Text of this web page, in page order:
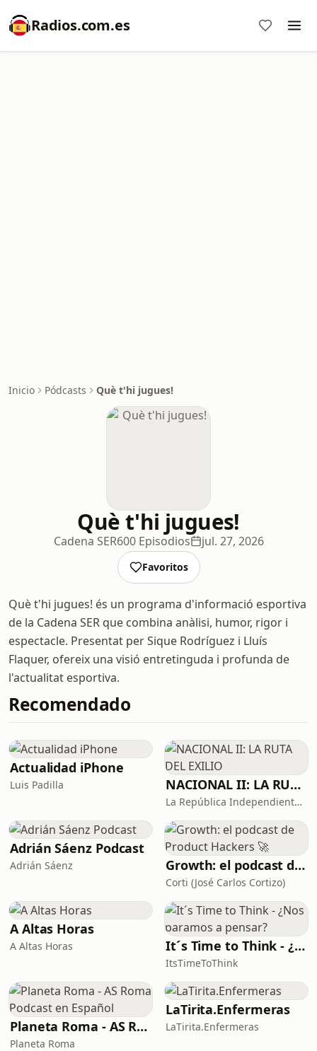
Radios.com.es
Inicio Pódcasts Què t'hi jugues!
Què t'hi jugues!
Cadena SER600 Episodios jul. 27, 2026
Favoritos
Què t'hi jugues! és un programa d'informació esportiva
de la Cadena SER que combina anàlisi, humor, rigor i
espectacle. Presentat per Sique Rodríguez i Lluís
Flaquer, ofereix una visió entretinguda i profunda de
l'actualitat esportiva.
Recomendado
Actualidad iPhone
Luis Padilla NACIONAL II: LA RUTA DEL EXILIO
La República Independiente de la Radio
Adrián Sáenz Podcast
Adrián Sáenz Growth: el podcast de Product Hackers 🚀
Corti (José Carlos Cortizo)
A Altas Horas
A Altas Horas It´s Time to Think - ¿Nos paramos a pensar?
ItsTimeToThink
Planeta Roma - AS Roma Podcast en Español
Planeta Roma
LaTirita.Enfermeras
LaTirita.Enfermeras